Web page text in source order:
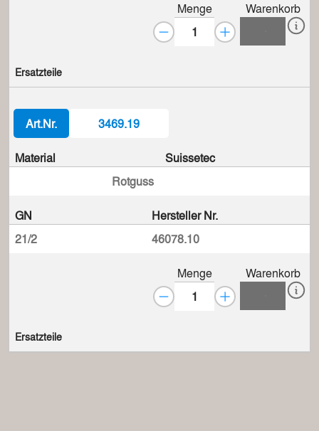
Menge Warenkorb
Ersatzteile
Art.Nr. 3469.19
Material
Rotguss
Suissetec
GN
Hersteller Nr.
21/2
46078.10
Menge Warenkorb
Ersatzteile